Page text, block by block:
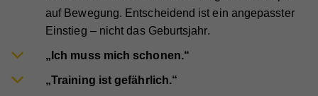
auf Bewegung. Entscheidend ist ein angepasster
Einstieg – nicht das Geburtsjahr.
„Ich muss mich schonen.“
„Training ist gefährlich.“
Anbieter Whatchado
Laufzeit 2 Jahre
Zweck
Registriert eine eindeutige ID, die verwendet wird,
um statistische Daten dazu, wie der Besucher die
Website nutzt, zu generieren.